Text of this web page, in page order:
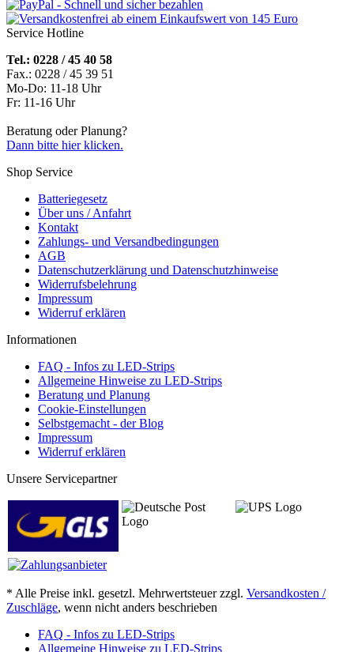
Service Hotline
Tel.: 0228 / 45 40 58
Fax.: 0228 / 45 39 51
Mo-Do: 11-18 Uhr
Fr: 11-16 Uhr
Beratung oder Planung?
Dann bitte hier klicken.
Shop Service
Batteriegesetz
Über uns / Anfahrt
Kontakt
Zahlungs- und Versandbedingungen
AGB
Datenschutzerklärung und Datenschutzhinweise
Widerrufsbelehrung
Impressum
Widerruf erklären
Informationen
FAQ - Infos zu LED-Strips
Allgemeine Hinweise zu LED-Strips
Beratung und Planung
Cookie-Einstellungen
Selbstgemacht - der Blog
Impressum
Widerruf erklären
Unsere Servicepartner
* Alle Preise inkl. gesetzl. Mehrwertsteuer zzgl. Versandkosten /
Zuschläge, wenn nicht anders beschrieben
FAQ - Infos zu LED-Strips
Allgemeine Hinweise zu LED-Strips